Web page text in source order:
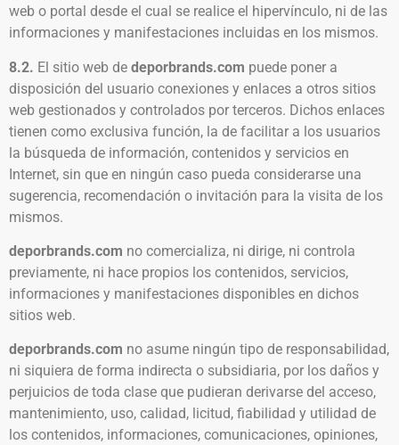
web o portal desde el cual se realice el hipervínculo, ni de las
informaciones y manifestaciones incluidas en los mismos.
8.2. El sitio web de deporbrands.com puede poner a
disposición del usuario conexiones y enlaces a otros sitios
web gestionados y controlados por terceros. Dichos enlaces
tienen como exclusiva función, la de facilitar a los usuarios
la búsqueda de información, contenidos y servicios en
Internet, sin que en ningún caso pueda considerarse una
sugerencia, recomendación o invitación para la visita de los
mismos.
deporbrands.com no comercializa, ni dirige, ni controla
previamente, ni hace propios los contenidos, servicios,
informaciones y manifestaciones disponibles en dichos
sitios web.
deporbrands.com no asume ningún tipo de responsabilidad,
ni siquiera de forma indirecta o subsidiaria, por los daños y
perjuicios de toda clase que pudieran derivarse del acceso,
mantenimiento, uso, calidad, licitud, fiabilidad y utilidad de
los contenidos, informaciones, comunicaciones, opiniones,